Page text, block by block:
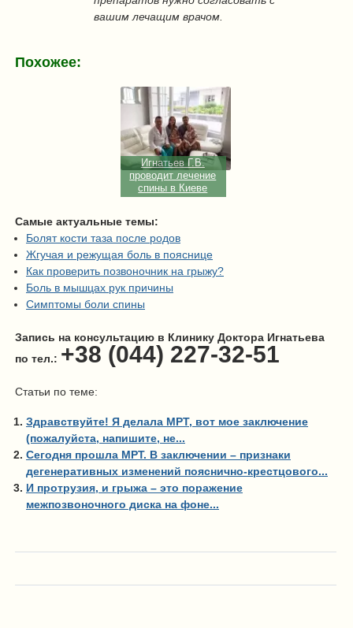
вашим лечащим врачом.
Похожее:
Игнатьев Г.В.
проводит лечение
спины в Киеве
Самые актуальные темы:
Болят кости таза после родов
Жгучая и режущая боль в пояснице
Как проверить позвоночник на грыжу?
Боль в мышцах рук причины
Симптомы боли спины
Запись на консультацию в Клинику Доктора Игнатьева
по тел.: +38 (044) 227-32-51
Статьи по теме:
Здравствуйте! Я делала МРТ, вот мое заключение
(пожалуйста, напишите, не...
Сегодня прошла МРТ. В заключении – признаки
дегенеративных изменений пояснично-крестцового...
И протрузия, и грыжа – это поражение
межпозвоночного диска на фоне...